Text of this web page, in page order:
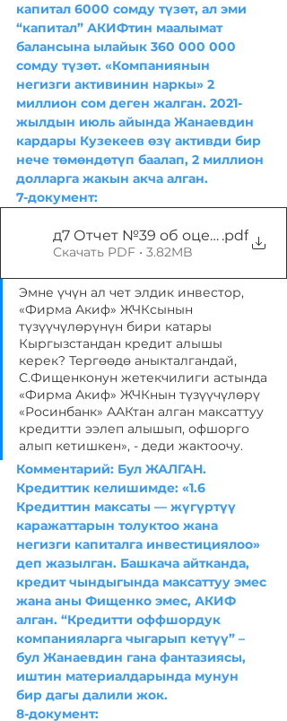
капитал 6000 сомду түзөт, ал эми
“капитал” АКИФтин маалымат
балансына ылайык 360 000 000
сомду түзөт. «Компаниянын
негизги активинин наркы» 2
миллион сом деген жалган. 2021-
жылдын июль айында Жанаевдин
кардары Кузекеев өзү активди бир
нече төмөндөтүп баалап, 2 миллион
долларга жакын акча алган.
7-документ:
д7 Отчет №39 об оценке.pdf
Скачать PDF • 3.82MB
Эмне үчүн ал чет элдик инвестор,
«Фирма Акиф» ЖЧКсынын
түзүүчүлөрүнүн бири катары
Кыргызстандан кредит алышы
керек? Тергөөдө аныкталгандай,
С.Фищенконун жетекчилиги астында
«Фирма Акиф» ЖЧКнын түзүүчүлөрү
«Росинбанк» ААКтан алган максаттуу
кредитти ээлеп алышып, офшорго
алып кетишкен», - деди жактоочу.
Комментарий: Бул ЖАЛГАН.
Кредиттик келишимде: «1.6
Кредиттин максаты — жүгүртүү
каражаттарын толуктоо жана
негизги капиталга инвестициялоо»
деп жазылган. Башкача айтканда,
кредит чындыгында максаттуу эмес
жана аны Фищенко эмес, АКИФ
алган. “Кредитти оффшордук
компанияларга чыгарып кетүү” –
бул Жанаевдин гана фантазиясы,
иштин материалдарында мунун
бир дагы далили жок.
8-документ: